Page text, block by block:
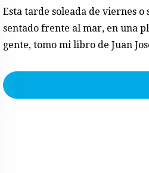
Esta tarde soleada de viernes o
sentado frente al mar, en una
gente, tomo mi libro de Juan